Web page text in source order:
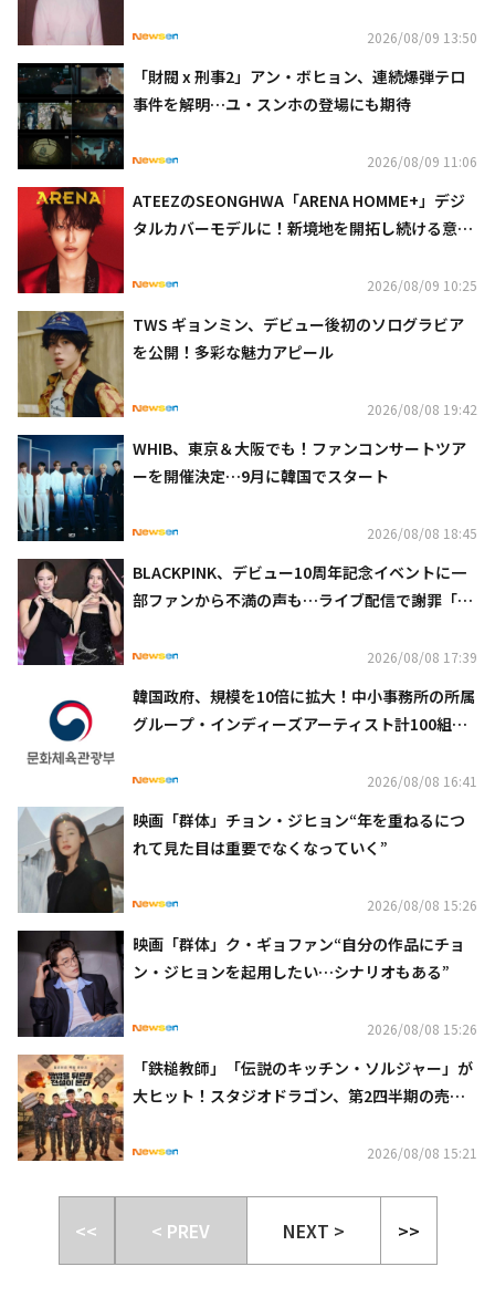
2026/08/09 13:50
「財閥 x 刑事2」アン・ボヒョン、連続爆弾テロ
事件を解明…ユ・スンホの登場にも期待
2026/08/09 11:06
ATEEZのSEONGHWA「ARENA HOMME+」デジ
タルカバーモデルに！新境地を開拓し続ける意図
2026/08/09 10:25
TWS ギョンミン、デビュー後初のソログラビア
を公開！多彩な魅力アピール
2026/08/08 19:42
WHIB、東京＆大阪でも！ファンコンサートツア
ーを開催決定…9月に韓国でスタート
2026/08/08 18:45
BLACKPINK、デビュー10周年記念イベントに一
部ファンから不満の声も…ライブ配信で謝罪「コ
2026/08/08 17:39
韓国政府、規模を10倍に拡大！中小事務所の所属
グループ・インディーズアーティスト計100組を
2026/08/08 16:41
映画「群体」チョン・ジヒョン“年を重ねるにつ
れて見た目は重要でなくなっていく”
2026/08/08 15:26
映画「群体」ク・ギョファン“自分の作品にチョ
ン・ジヒョンを起用したい…シナリオもある”
2026/08/08 15:26
「鉄槌教師」「伝説のキッチン・ソルジャー」が
大ヒット！スタジオドラゴン、第2四半期の売上
2026/08/08 15:21
<< < PREV NEXT > >>